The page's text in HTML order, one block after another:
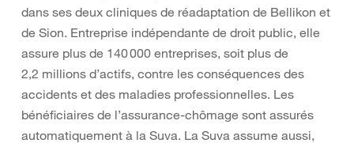
dans ses deux cliniques de réadaptation de Bellikon et
de Sion. Entreprise indépendante de droit public, elle
assure plus de 140 000 entreprises, soit plus de
2,2 millions d’actifs, contre les conséquences des
accidents et des maladies professionnelles. Les
bénéficiaires de l’assurance-chômage sont assurés
automatiquement à la Suva. La Suva assume aussi,